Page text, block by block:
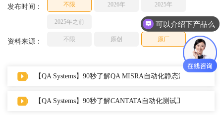
发布时间： 不限 2026年 2025年
2025年之前
资料来源： 不限 原创 原厂
【QA Systems】90秒了解QA MISRA自动化静态源代码分析工
【QA Systems】90秒了解CANTATA自动化测试工具
可以介绍下产品么